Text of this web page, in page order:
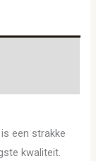
een strakke
kwaliteit.